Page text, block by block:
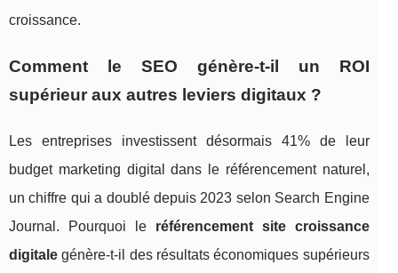
croissance.
Comment le SEO génère-t-il un ROI
supérieur aux autres leviers digitaux ?
Les entreprises investissent désormais 41% de leur
budget marketing digital dans le référencement naturel,
un chiffre qui a doublé depuis 2023 selon Search Engine
Journal. Pourquoi le référencement site croissance
digitale génère-t-il des résultats économiques supérieurs